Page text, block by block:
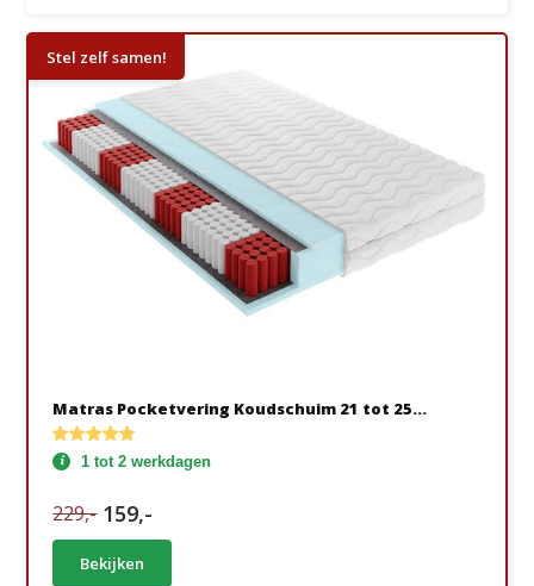
Stel zelf samen!
Matras Pocketvering Koudschuim 21 tot 25...
1 tot 2 werkdagen
229,- 159,-
Bekijken